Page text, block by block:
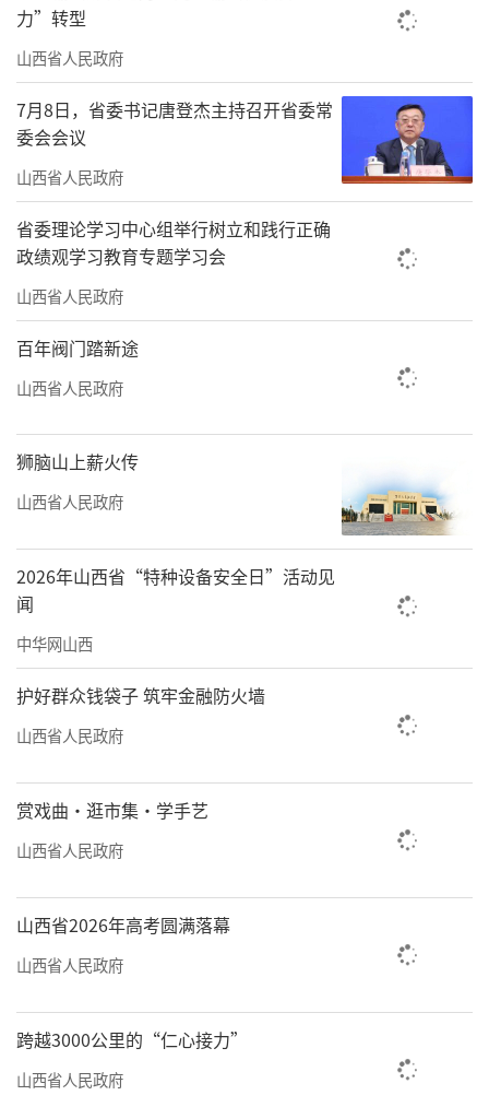
董村农场负责人郭运杰介绍说：“这块地
是盐碱地，在农场也属下等地，能有这样的产
量真是没想到。再加上夏玉米的产量，这块地
的亩产能轻松实现‘吨半粮’”。
责任编辑：王璐璐
力”转型
山西省人民政府
7月8日，省委书记唐登杰主持召开省委常
委会会议
山西省人民政府
省委理论学习中心组举行树立和践行正确
政绩观学习教育专题学习会
山西省人民政府
百年阀门踏新途
山西省人民政府
狮脑山上薪火传
山西省人民政府
2026年山西省“特种设备安全日”活动见
闻
中华网山西
护好群众钱袋子 筑牢金融防火墙
山西省人民政府
赏戏曲·逛市集·学手艺
山西省人民政府
山西省2026年高考圆满落幕
山西省人民政府
跨越3000公里的“仁心接力”
山西省人民政府